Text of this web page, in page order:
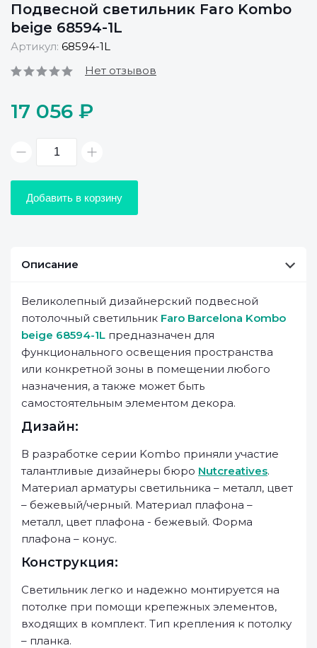
Подвесной светильник Faro Kombo
beige 68594-1L
Артикул: 68594-1L
Нет отзывов
17 056 ₽
Добавить в корзину
Описание
Великолепный дизайнерский подвесной
потолочный светильник Faro Barcelona Kombo
beige 68594-1L предназначен для
функционального освещения пространства
или конкретной зоны в помещении любого
назначения, а также может быть
самостоятельным элементом декора.
Дизайн:
В разработке серии Kombo приняли участие
талантливые дизайнеры бюро Nutcreatives.
Материал арматуры светильника – металл, цвет
– бежевый/черный. Материал плафона –
металл, цвет плафона - бежевый. Форма
плафона – конус.
Конструкция:
Светильник легко и надежно монтируется на
потолке при помощи крепежных элементов,
входящих в комплект. Тип крепления к потолку
– планка.